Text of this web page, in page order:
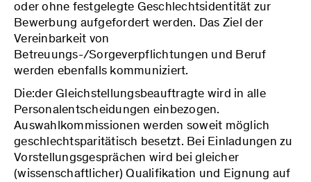
oder ohne festgelegte Geschlechtsidentität zur
Bewerbung aufgefordert werden. Das Ziel der
Vereinbarkeit von
Betreuungs-/Sorgeverpflichtungen und Beruf
werden ebenfalls kommuniziert.
Die:der Gleichstellungsbeauftragte wird in alle
Personalentscheidungen einbezogen.
Auswahlkommissionen werden soweit möglich
geschlechtsparitätisch besetzt. Bei Einladungen zu
Vorstellungsgesprächen wird bei gleicher
(wissenschaftlicher) Qualifikation und Eignung auf